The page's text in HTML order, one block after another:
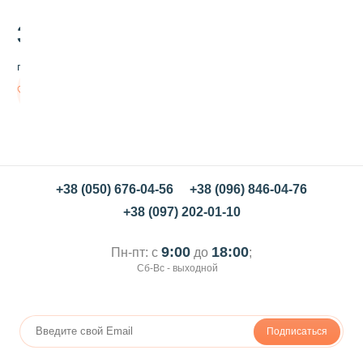
д
л
т
о
30
грн/шт
+38 (050) 676-04-56
+38 (096) 846-04-76
+38 (097) 202-01-10
Пн-пт: с 9:00 до 18:00;
Сб-Вс - выходной
Подписаться